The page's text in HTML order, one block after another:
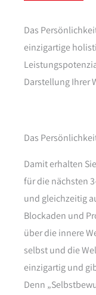
Das
einzigartige
Darstellung Ihrer
Das
Damit erhalten
für die nächsten
und gleichzeitig
Blockaden und
über die innere
selbst und die
einzigartig und
Denn